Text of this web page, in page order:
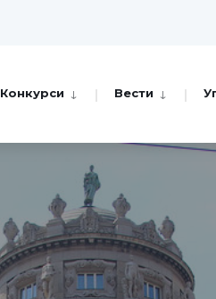
Конкурси Вести